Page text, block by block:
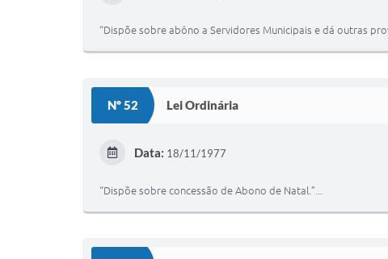
“Dispõe sobre abôno a Servidores Municipais e dá outras
Nº 52 Lei Ordinária
Data: 18/11/1977
“Dispõe sobre concessão de Abono de Natal.”...